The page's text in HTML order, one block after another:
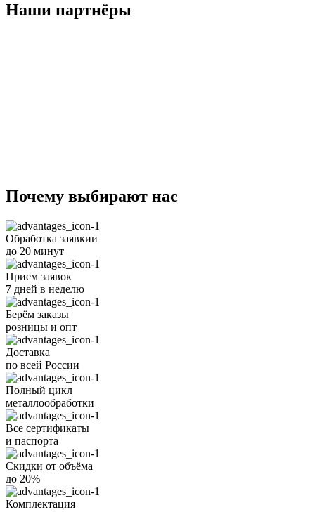
Наши партнёры
Почему выбирают нас
Обработка заявкии
до 20 минут
Прием заявок
7 дней в неделю
Берём заказы
розницы и опт
Доставка
по всей России
Полный цикл
металлообработки
Все сертификаты
и паспорта
Скидки от объёма
до 20%
Комплектация